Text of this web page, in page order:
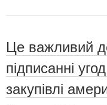
Це важливий
підписанні
закупівлі